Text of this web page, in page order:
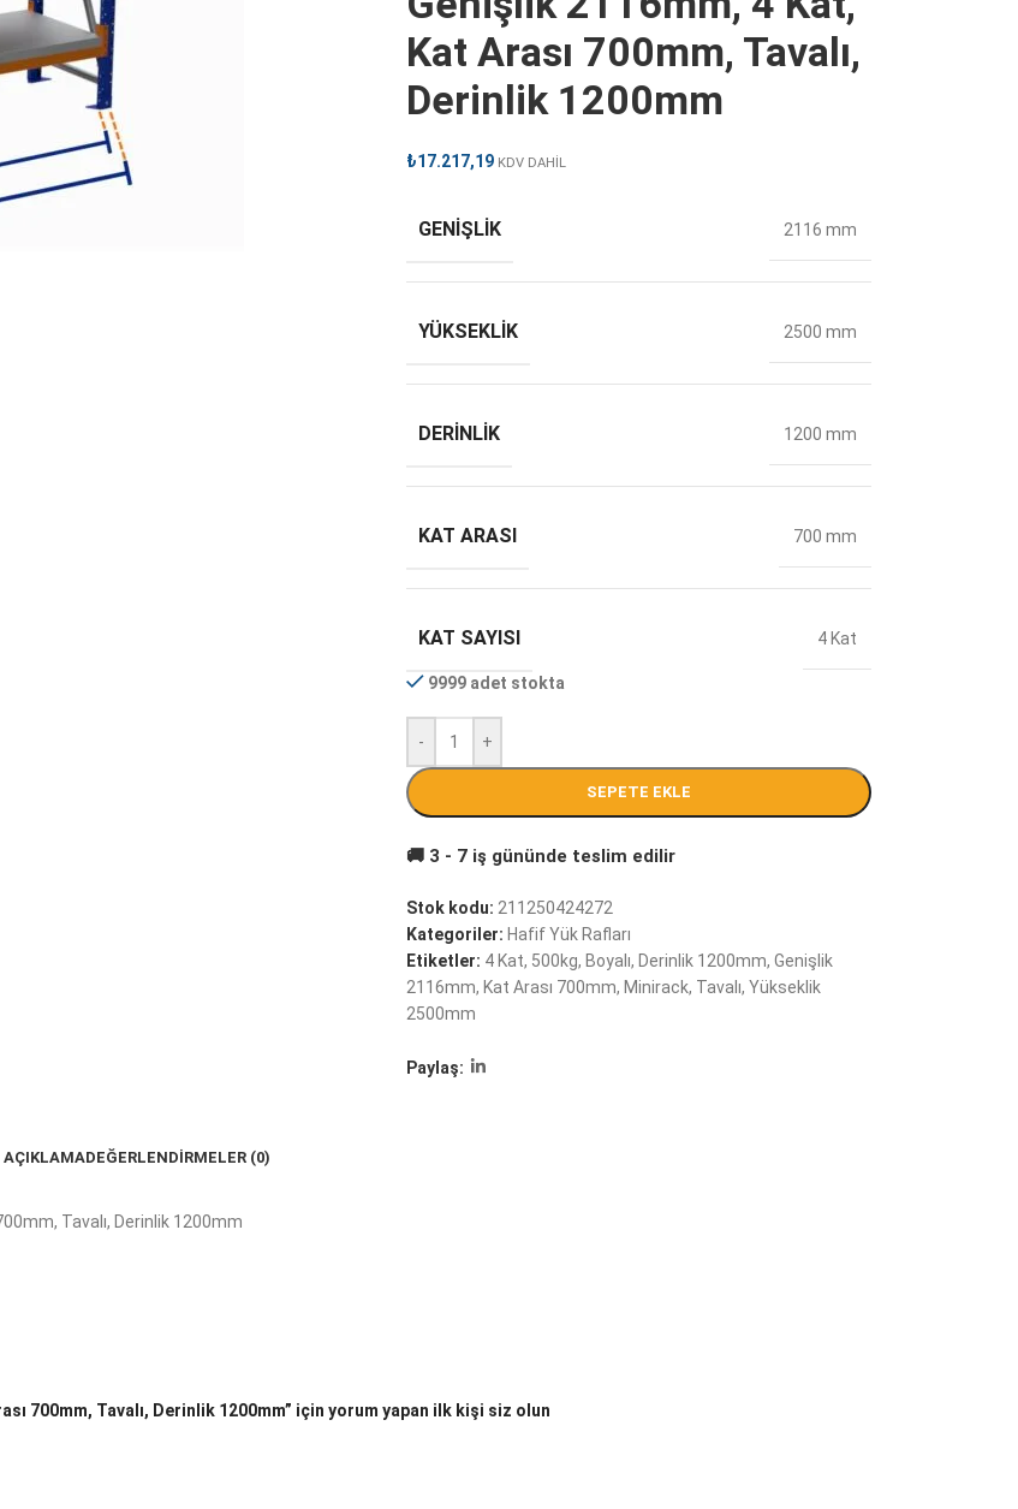
Kat Arası 700mm, Tavalı,
Derinlik 1200mm
₺17.217,19 KDV DAHİL
GENIŞLIK 2116 mm
YÜKSEKLIK 2500 mm
DERINLIK 1200 mm
KAT ARASI 700 mm
KAT SAYISI 4 Kat
9999 adet stokta
- +
SEPETE EKLE
Stok kodu: 211250424272
Kategoriler: Hafif Yük Rafları
Etiketler: 4 Kat, 500kg, Boyalı, Derinlik 1200mm, Genişlik
2116mm, Kat Arası 700mm, Minirack, Tavalı, Yükseklik
2500mm
Paylaş:
AÇIKLAMADEĞERLENDIRMELER (0)
Tavalı, Derinlik 1200mm
700mm, Tavalı, Derinlik 1200mm” için yorum yapan ilk kişi siz olun